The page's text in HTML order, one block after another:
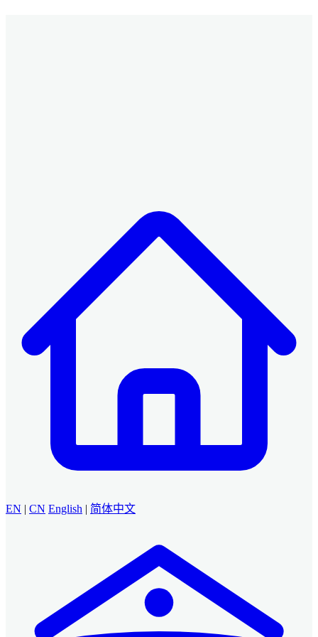
EN | CN English | 简体中文